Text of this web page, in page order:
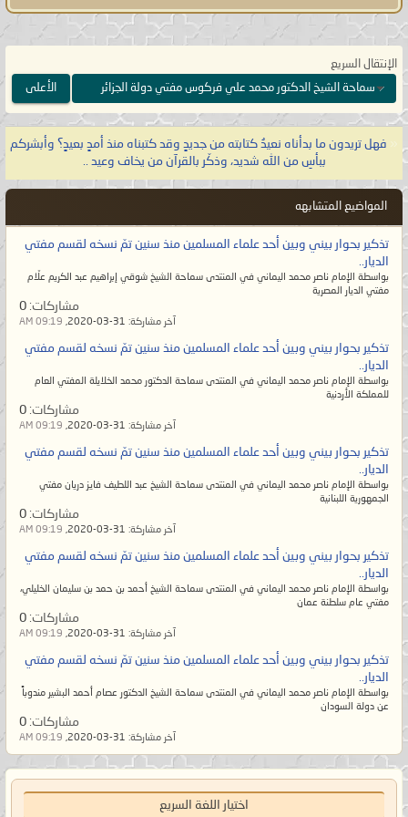
الله تعالى:{وَقَالَ لَهُمْ نَبِيُّهُمْ إِنَّ اللَّهَ قَدْ
بَعَثَ لَكُمْ طَالُوتَ مَلِكًا قَالُوا أَنَّىٰ يَكُونُ لَهُ
الْمُلْكُ عَلَيْنَا وَنَحْنُ أَحَقُّ بِالْمُلْكِ مِنْهُ وَلَمْ
يُؤْتَ سَعَةً مِّنَ الْمَالِ قَالَ إِنَّ اللَّهَ
اصْطَفَاهُ عَلَيْكُمْ وَزاده بسطةً فِي الْعِلْمِ
وَالْجِسْمِ وَاللَّهُ يُؤْتِي مُلْكَهُ مَن يَشَاءُ
وَاللَّهُ وَاسِعٌعَلِيمٌ}صدق الله العظيم
[البقرة:٢٤٧].
يا معشر علماء الأمّة وأتباعهم على
الهُدى لما جاء قدري وعصر ظهوري،
فهل تعلمون متى عصر بعث الإمام
المهديّ؟ إنه يكون في أمّة آخر الزمان
ينتسبون إليها ولم يبقَ إلا الاسم فلا
يسلم الناس من شرّ يده ولا من لسانه،
والمُسلم من سلم الناس من شرّ يده
الضعيف فلا يبقى من الإسلام إلا اسم
لهم ومن القرآن إلا رسمه بين أيديهم
ويتخذونه مهجوراً بحجّة أنه لا يعلمُ
تأويله إلا الله! وإنما يقصد المٌتشابه.
ولكنهم معرضون عن آياته المحكمات
الواضحات البيِّنات أمّ الكتاب لا يزيغ
عنهنّ فيتبع ظاهر المُتشابه إلا من في
قلبه زيغٌ عن الحقّ.
وأما السّنة المحمديّة فيرون السُنَّة بدعةً
والبدعة سُنَّةً؛ أي أنّهم يرون الحقّ منها
باطلاً والباطل الموضوع المخالف
لمُحكم القرآن هو الحقّ! فيضِلّ
عُلماؤهم عن الحقّ ثم يُضلّوا أمّتهم حتى
الإنتقال السريع
سماحة الشيخ الدكتور محمد علي فركوس مفتي دولة الجزائر
الأعلى
« فهل تريدون ما بدأناه نعيدُ كتابته من جديدٍ وقد كتبناه منذ أمدٍ بعيدٍ؟ وأبشركم
ببأسِ من الله شديد، وذكّر بالقرآن من يخاف وعيد ..
المواضيع المتشابهه
تذكير بحوار بيني وبين أحد علماء المسلمين منذ سنين تمّ نسخه لقسم مفتي
الديار..
بواسطة الإمام ناصر محمد اليماني في المنتدى سماحة الشيخ شوقي إبراهيم عبد الكريم علّام
مفتي الديار المصرية
مشاركات:
آخر مشاركة: 09:19 AM
تذكير بحوار بيني وبين أحد علماء المسلمين منذ سنين تمّ نسخه لقسم مفتي
الديار..
بواسطة الإمام ناصر محمد اليماني في المنتدى سماحة الدكتور محمد الخلايلة المفتي العام
للمملكة الأردنية
مشاركات:
آخر مشاركة: 09:19 AM
تذكير بحوار بيني وبين أحد علماء المسلمين منذ سنين تمّ نسخه لقسم مفتي
الديار..
بواسطة الإمام ناصر محمد اليماني في المنتدى سماحة الشيخ عبد اللطيف فايز دريان مفتي
الجمهورية اللبنانية
مشاركات:
آخر مشاركة: 09:19 AM
تذكير بحوار بيني وبين أحد علماء المسلمين منذ سنين تمّ نسخه لقسم مفتي
الديار..
بواسطة الإمام ناصر محمد اليماني في المنتدى سماحة الشيخ أحمد بن حمد بن سليمان الخليلي،
مفتي عام سلطنة عمان
مشاركات:
آخر مشاركة: 09:19 AM
تذكير بحوار بيني وبين أحد علماء المسلمين منذ سنين تمّ نسخه لقسم مفتي
الديار..
بواسطة الإمام ناصر محمد اليماني في المنتدى سماحة الشيخ الدكتور عصام أحمد البشير مندوباً
عن دولة السودان
مشاركات:
آخر مشاركة: 09:19 AM
اختيار اللغة السريع